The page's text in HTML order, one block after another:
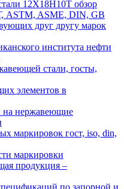
12Х18Н10Т обзор
ASTM, ASME, DIN, GB
друг другу марок
института нефти
стали, госты,
элементов в
на нержавеющие
маркировок гост, iso, din,
маркировки
продукция –
по запорной и